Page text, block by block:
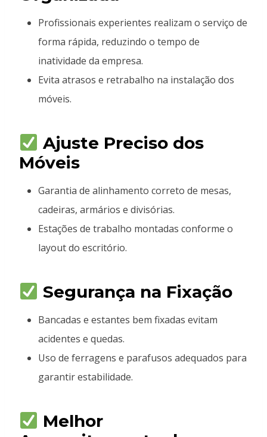
Profissionais experientes realizam o serviço de
forma rápida, reduzindo o tempo de
inatividade da empresa.
Evita atrasos e retrabalho na instalação dos
móveis.
Ajuste Preciso dos
Móveis
Garantia de alinhamento correto de mesas,
cadeiras, armários e divisórias.
Estações de trabalho montadas conforme o
layout do escritório.
Segurança na Fixação
Bancadas e estantes bem fixadas evitam
acidentes e quedas.
Uso de ferragens e parafusos adequados para
garantir estabilidade.
Melhor